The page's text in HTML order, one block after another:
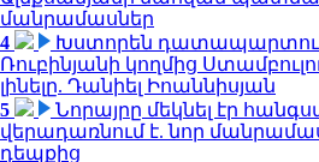
մանրամասներ
4
Խստորեն դատապարտում
Ռուբինյանի կողմից
լինելը. Դանիել Իոաննիսյան
5
Նորայրը մեկնել էր
վերադառնում է. նոր
դեպքից